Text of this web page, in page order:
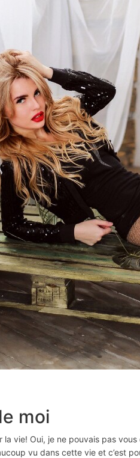
moi
la vie! Oui, je ne pouvais pas
vu dans cette vie et c’est